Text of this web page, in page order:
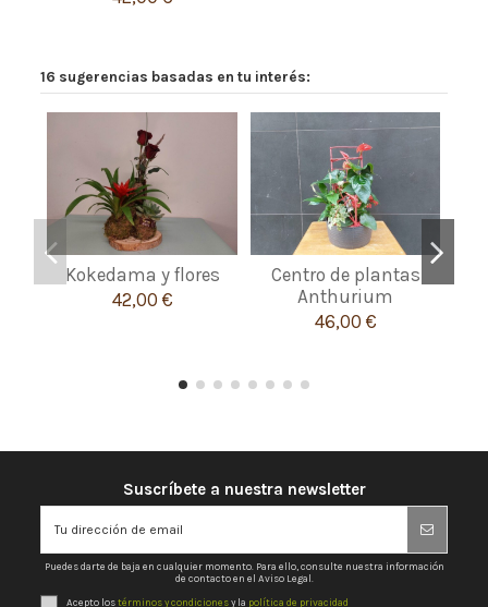
16 sugerencias basadas en tu interés:
Kokedama y flores
42,00 €
Centro de plantas
Anthurium
46,00 €
Suscríbete a nuestra newsletter
Puedes darte de baja en cualquier momento. Para ello, consulte nuestra información
de contacto en el Aviso Legal.
Acepto lostérminos y condicionesy la política de privacidad